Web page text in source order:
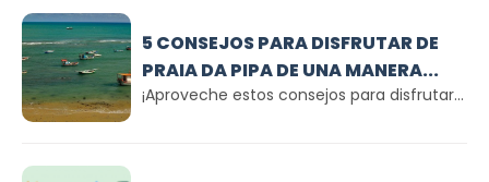
5 CONSEJOS PARA DISFRUTAR DE
PRAIA DA PIPA DE UNA MANERA...
¡Aproveche estos consejos para disfrutar...